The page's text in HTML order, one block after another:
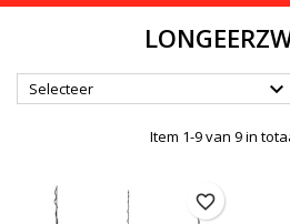
Selecteer 
Item 1-9 van 9 in
favorite_border